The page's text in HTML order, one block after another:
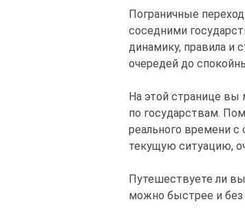
Пограничные
соседними
динамику, правила и
очередей до
На этой странице вы
по государствам.
реального времени
текущую ситуацию,
Путешествуете ли
можно быстрее и без